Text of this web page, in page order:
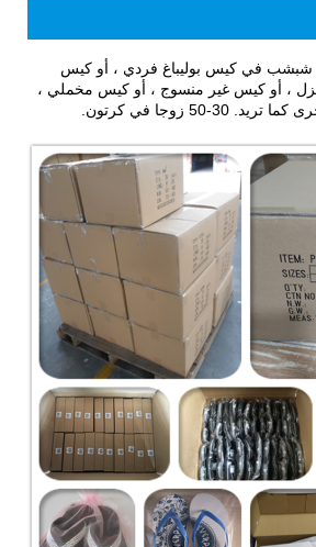
شبشب في كيس بوليباغ فردي ، أو كيس
، أو كيس غير منسوج ، أو كيس مخملي ،
50 زوجا في كرتون.